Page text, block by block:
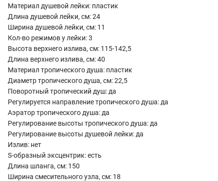
Материал душевой лейки: пластик
Длина душевой лейки, см: 24
Ширина душевой лейки, см: 11
Кол-во режимов у лейки: 3
Высота верхнего излива, см: 115-142,5
Длина верхнего излива, см: 40
Материал тропического душа: пластик
Диаметр тропического душа, см: 22,5
Поворотный тропический душ: да
Регулируется направление тропического душа: да
Аэратор тропического душа: да
Регулирование высоты тропического душа: да
Регулирование высоты душевой лейки: да
Излив: нет
S-образный эксцентрик: есть
Длина шланга, см: 150
Ширина смесительного узла, см: 18